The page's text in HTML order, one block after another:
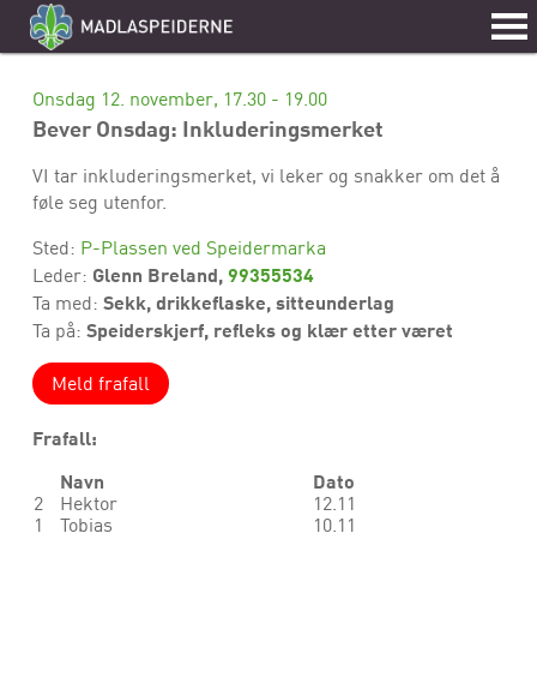
Onsdag 12. november, 17.30 - 19.00
Bever Onsdag: Inkluderingsmerket
VI tar inkluderingsmerket, vi leker og snakker om det å
føle seg utenfor.
Sted: P-Plassen ved Speidermarka
Leder: Glenn Breland,99355534
Ta med: Sekk, drikkeflaske, sitteunderlag
Ta på: Speiderskjerf, refleks og klær etter været
Meld frafall
Frafall:
Navn
Dato
2 Hektor
12.11
1
Tobias 10.11